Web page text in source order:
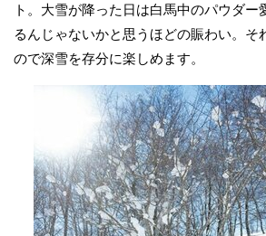
ト。大雪が降った日は白馬中のパウダー
るんじゃないかと思うほどの賑わい。そ
ので深雪を存分に楽しめます。